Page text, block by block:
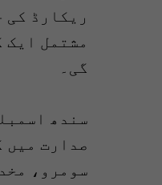
ریکارڈ کی
گی۔
سندھ
صدارت میں
سومرو،